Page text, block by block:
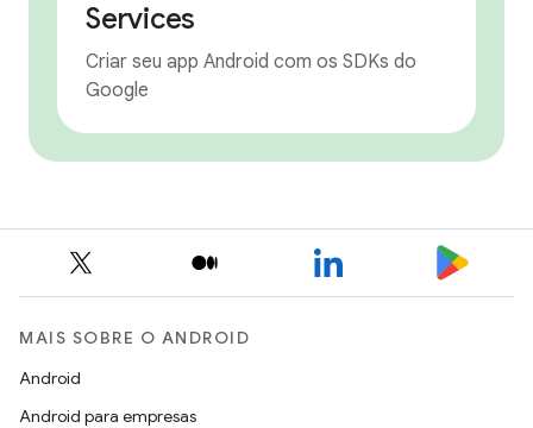
Services
Criar seu app Android com os SDKs do
Google
MAIS SOBRE O ANDROID
Android
Android para empresas